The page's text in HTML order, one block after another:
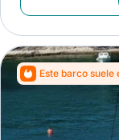
Este barco